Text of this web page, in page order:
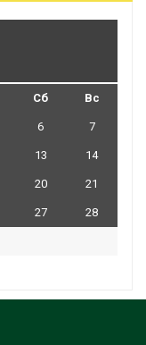
Сб Вс
6 7
13 14
20 21
27 28